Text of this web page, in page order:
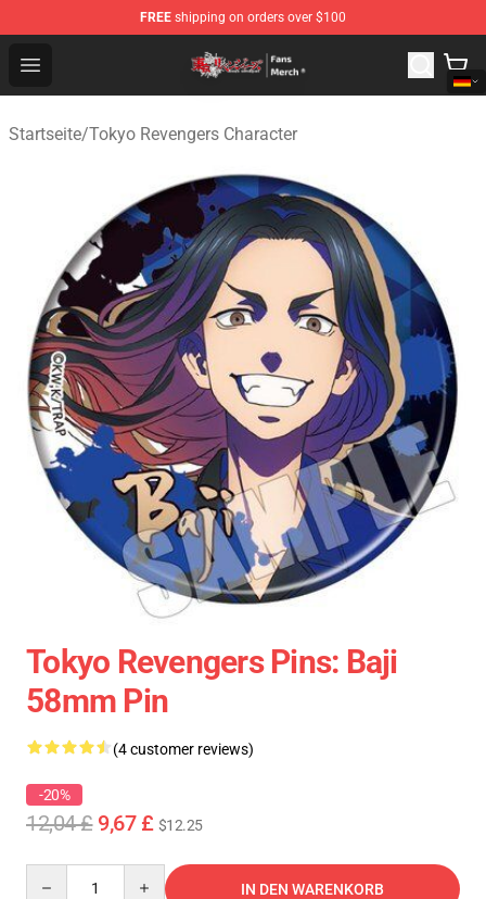
FREE shipping on orders over $100
Open menu
Tokyo Revengers Store - Official Tokyo Revengers
Startseite/Tokyo Revengers Character
Tokyo Revengers Pins: Baji
58mm Pin
(4 customer reviews)
-20%
12,04 £ 9,67 £ $12.25
IN DEN WARENKORB